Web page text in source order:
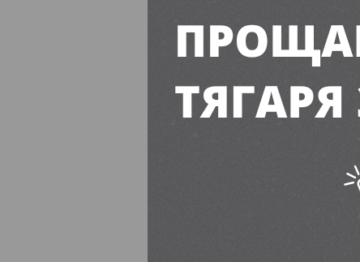
17-річному